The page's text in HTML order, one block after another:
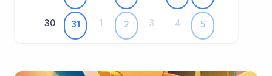
30 31 1 2 3 4 5